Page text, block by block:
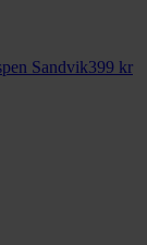
Sandvik399 kr